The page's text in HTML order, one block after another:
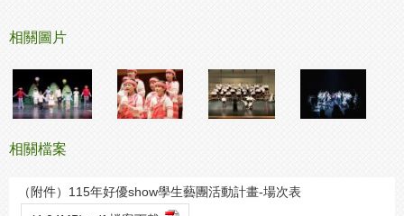
相關圖片
相關檔案
（附件）115年好優show學生藝團活動計畫-場次表